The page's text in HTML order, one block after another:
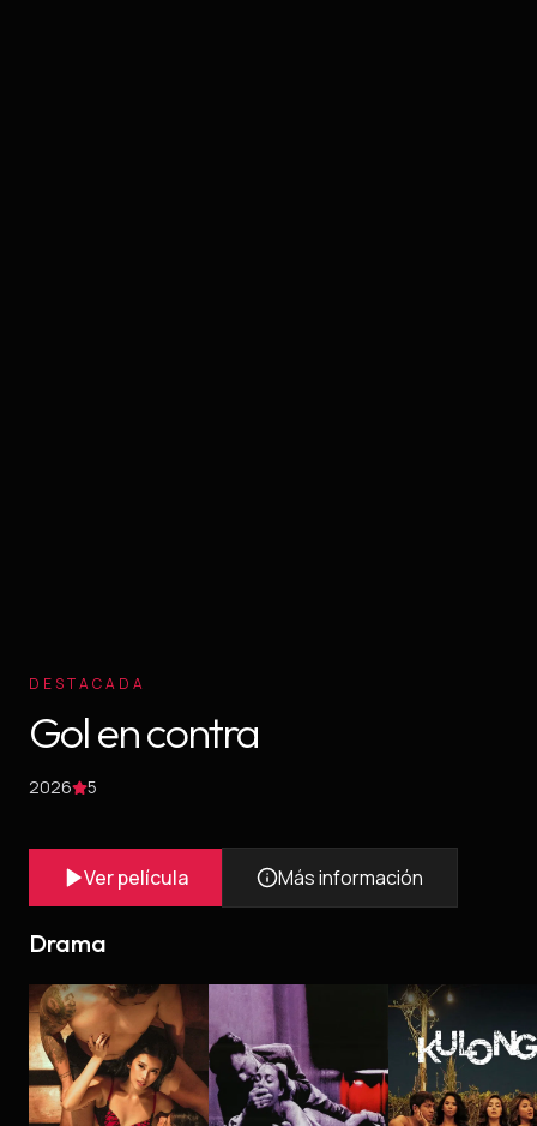
DESTACADA
Gol en contra
2026 5
Ver película Más información
Drama